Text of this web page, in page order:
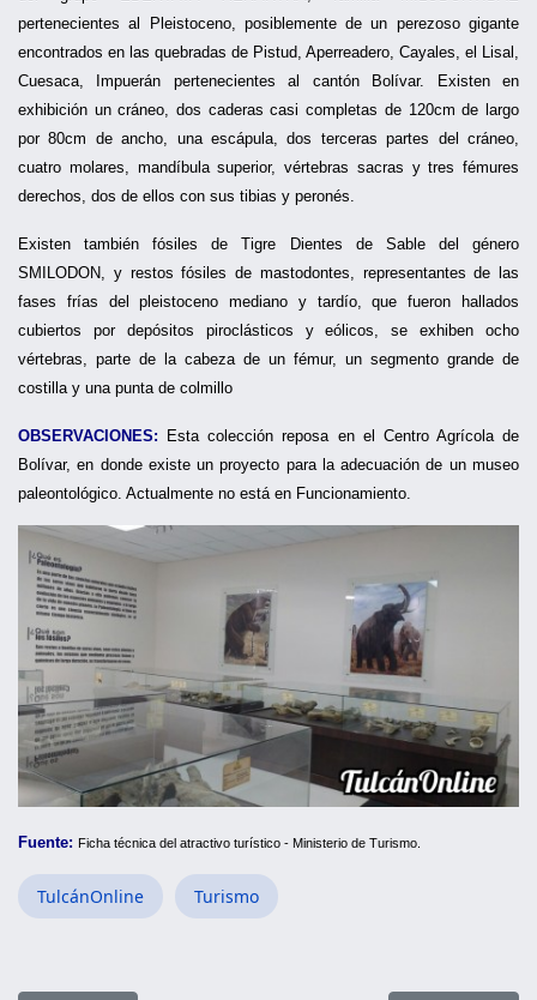
pertenecientes al Pleistoceno, posiblemente de un perezoso gigante
encontrados en las quebradas de Pistud, Aperreadero, Cayales, el Lisal,
Cuesaca, Impuerán pertenecientes al cantón Bolívar. Existen en
exhibición un cráneo, dos caderas casi completas de 120cm de largo
por 80cm de ancho, una escápula, dos terceras partes del cráneo,
cuatro molares, mandíbula superior, vértebras sacras y tres fémures
derechos, dos de ellos con sus tibias y peronés.
Existen también fósiles de Tigre Dientes de Sable del género
SMILODON, y restos fósiles de mastodontes, representantes de las
fases frías del pleistoceno mediano y tardío, que fueron hallados
cubiertos por depósitos piroclásticos y eólicos, se exhiben ocho
vértebras, parte de la cabeza de un fémur, un segmento grande de
costilla y una punta de colmillo
OBSERVACIONES: Esta colección reposa en el Centro Agrícola de
Bolívar, en donde existe un proyecto para la adecuación de un museo
paleontológico. Actualmente no está en Funcionamiento.
Fuente: Ficha técnica del atractivo turístico - Ministerio de Turismo.
TulcánOnline Turismo